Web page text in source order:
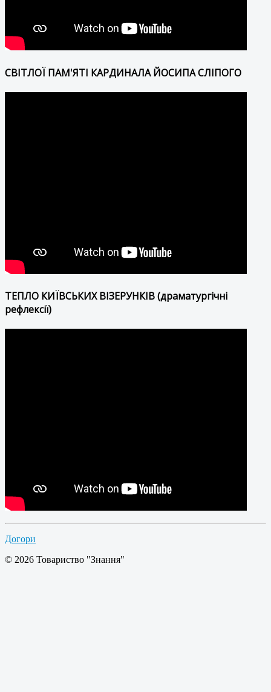
СВІТЛОЇ ПАМ'ЯТІ КАРДИНАЛА ЙОСИПА СЛІПОГО
ТЕПЛО КИЇВСЬКИХ ВІЗЕРУНКІВ (драматургічні
рефлексії)
Догори
© 2026 Товариство "Знання"